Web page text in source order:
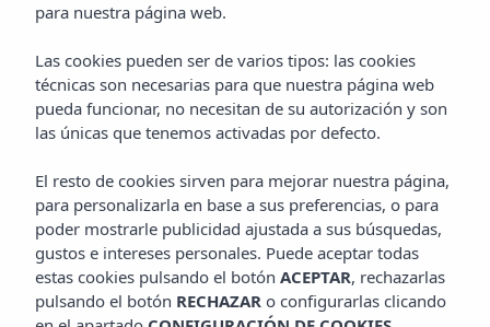
MÁS INFORMACIÓN
Descuentos
Ofertas para
para nuestra página web.
Las cookies pueden ser de varios tipos: las cookies
técnicas son necesarias para que nuestra página web
pueda funcionar, no necesitan de su autorización y son
las únicas que tenemos activadas por defecto.
El resto de cookies sirven para mejorar nuestra página,
para personalizarla en base a sus preferencias, o para
poder mostrarle publicidad ajustada a sus búsquedas,
gustos e intereses personales. Puede aceptar todas
estas cookies pulsando el botón ACEPTAR, rechazarlas
pulsando el botón RECHAZAR o configurarlas clicando